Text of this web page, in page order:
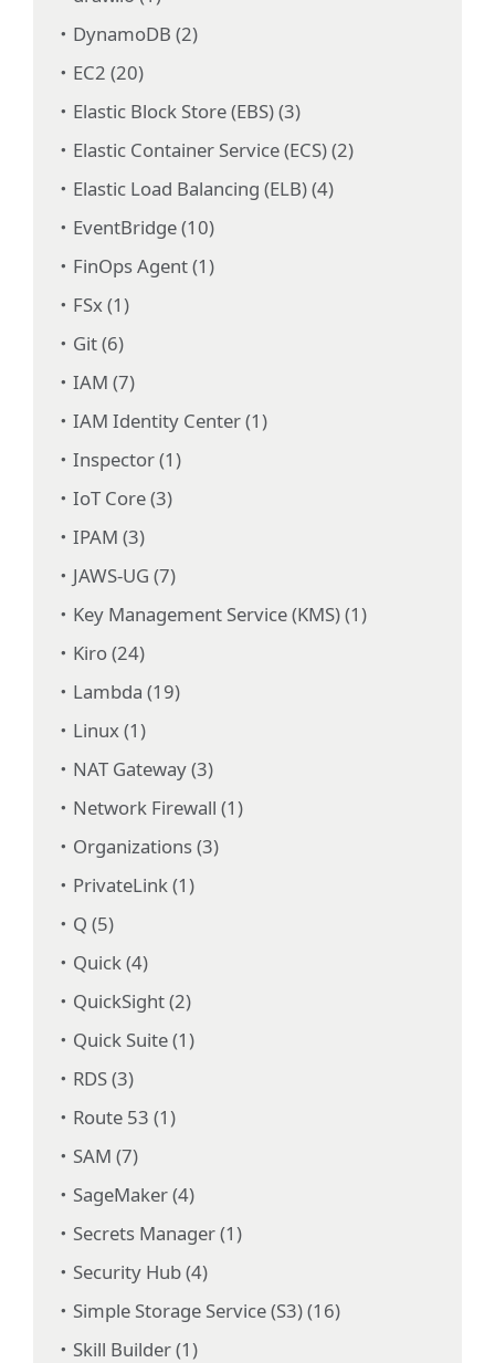
DynamoDB (2)
EC2 (20)
Elastic Block Store (EBS) (3)
Elastic Container Service (ECS) (2)
Elastic Load Balancing (ELB) (4)
EventBridge (10)
FinOps Agent (1)
FSx (1)
Git (6)
IAM (7)
IAM Identity Center (1)
Inspector (1)
IoT Core (3)
IPAM (3)
JAWS-UG (7)
Key Management Service (KMS) (1)
Kiro (24)
Lambda (19)
Linux (1)
NAT Gateway (3)
Network Firewall (1)
Organizations (3)
PrivateLink (1)
Q (5)
Quick (4)
QuickSight (2)
Quick Suite (1)
RDS (3)
Route 53 (1)
SAM (7)
SageMaker (4)
Secrets Manager (1)
Security Hub (4)
Simple Storage Service (S3) (16)
Skill Builder (1)